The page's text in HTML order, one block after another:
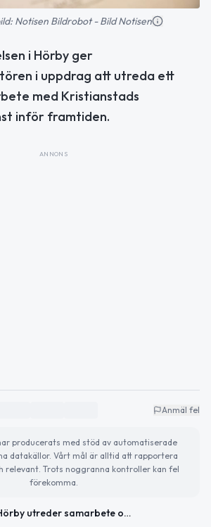
Notisen Bildrobot - Bild Notisen
i Hörby ger
i uppdrag att utreda ett
med Kristianstads
inför framtiden.
ANNONS
Anmäl fel
producerats med stöd av automatiserade
datakällor. Vårt mål är alltid att rapportera
relevant. Trots noggranna kontroller kan fel
förekomma.
Hörby utreder samarbete om räddningstjänst med Kristianstad